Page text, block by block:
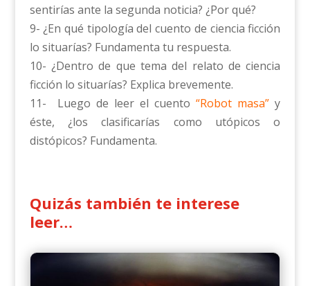
sentirías ante la segunda noticia? ¿Por qué?
9- ¿En qué tipología del cuento de ciencia ficción
lo situarías? Fundamenta tu respuesta.
10- ¿Dentro de que tema del relato de ciencia
ficción lo situarías? Explica brevemente.
11- Luego de leer el cuento“Robot masa” y
éste, ¿los clasificarías como utópicos o
distópicos? Fundamenta.
Quizás también te interese
leer…